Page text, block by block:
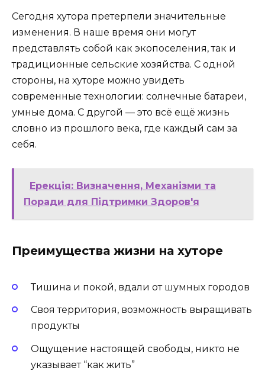
Сегодня хутора претерпели значительные
изменения. В наше время они могут
представлять собой как экопоселения, так и
традиционные сельские хозяйства. С одной
стороны, на хуторе можно увидеть
современные технологии: солнечные батареи,
умные дома. С другой — это всё ещё жизнь
словно из прошлого века, где каждый сам за
себя.
Ерекція: Визначення, Механізми та
Поради для Підтримки Здоров'я
Преимущества жизни на хуторе
Тишина и покой, вдали от шумных городов
Своя территория, возможность выращивать
продукты
Ощущение настоящей свободы, никто не
указывает “как жить”